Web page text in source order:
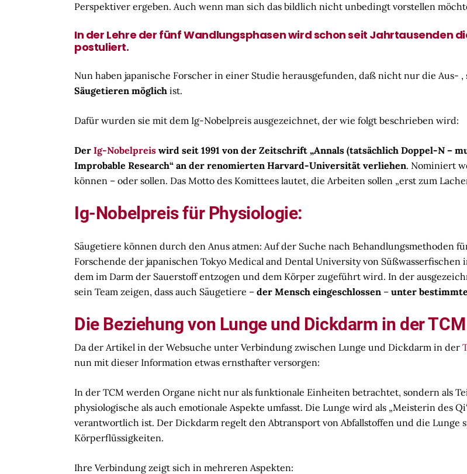
Perspektiver ergeben. Auch wenn man sich das bildlich nicht unbedingt vorstellen
In der Lehre der fünf Wandlungsphasen wird schon seit Jahrtausenden
postuliert.
Nun haben japanische Forscher in einer Studie herausgefunden, daß nicht nur die Aus- ,
Säugetieren möglich ist.
Dafür wurden sie mit dem Ig-Nobelpreis ausgezeichnet, der wie folgt beschrieben wird:
Der Ig-Nobelpreis wird seit 1991 von der Zeitschrift „Annals (tatsächlich Doppel-N –
Improbable Research“ an der renomierten Harvard-Universität verliehen. Nominiert
können – oder sollen. Das Motto des Komittees lautet, die Arbeiten sollen „erst zum
Ig-Nobelpreis für Physiologie:
Säugetiere können durch den Anus atmen: Auf der Suche nach Behandlungsmethoden
Forschende der japanischen Tokyo Medical and Dental University von
dem im Darm der Sauerstoff entzogen und dem Körper zugeführt wird. In der
sein Team zeigen, dass auch Säugetiere – der Mensch eingeschlossen – unter
Die Beziehung von Lunge und Dickdarm in der
Da der Artikel in der Websuche unter Verbindung zwischen Lunge und Dickdarm in der
nun mit dieser Information etwas ernsthafter versorgen:
In der TCM werden Organe nicht nur als funktionale Einheiten betrachtet, sondern als
physiologische als auch emotionale Aspekte umfasst. Die Lunge wird als „Meisterin des
verantwortlich ist. Der Dickdarm regelt den Abtransport von Abfallstoffen und die Lunge
Körperflüssigkeiten.
Ihre Verbindung zeigt sich in mehreren Aspekten: